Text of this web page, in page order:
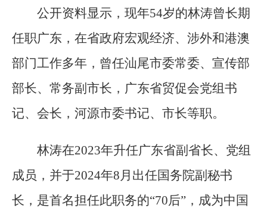
公开资料显示，现年54岁的林涛曾长期
任职广东，在省政府宏观经济、涉外和港澳
部门工作多年，曾任汕尾市委常委、宣传部
部长、常务副市长，广东省贸促会党组书
记、会长，河源市委书记、市长等职。
林涛在2023年升任广东省副省长、党组
成员，并于2024年8月出任国务院副秘书
长，是首名担任此职务的“70后”，成为中国